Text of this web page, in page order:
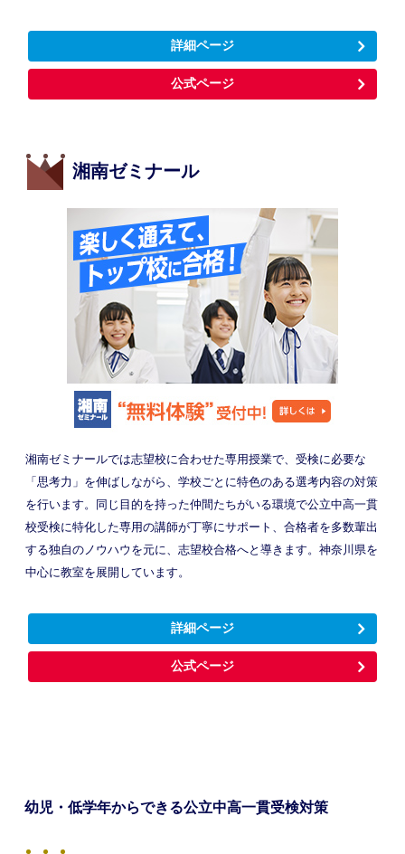
詳細ページ
公式ページ
湘南ゼミナール
湘南ゼミナールでは志望校に合わせた専用授業で、受検に必要な
「思考力」を伸ばしながら、学校ごとに特色のある選考内容の対策
を行います。同じ目的を持った仲間たちがいる環境で公立中高一貫
校受検に特化した専用の講師が丁寧にサポート、合格者を多数輩出
する独自のノウハウを元に、志望校合格へと導きます。神奈川県を
中心に教室を展開しています。
詳細ページ
公式ページ
幼児・低学年からできる公立中高一貫受検対策